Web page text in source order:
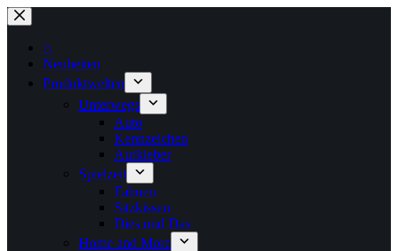
Zum
Inhalt
springen
⌂
Neuheiten
Produktwelten
Unterwegs
Auto
Kennzeichen
Aufkleber
Spielzeit
Fahnen
Sitzkissen
Dies und Das
Home and More